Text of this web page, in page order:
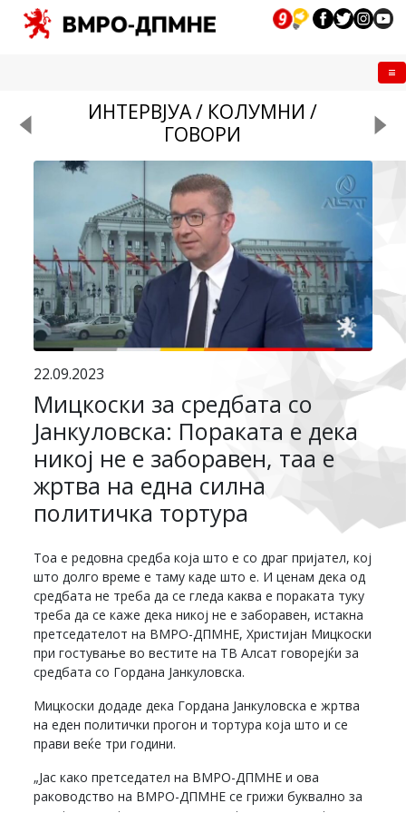
ИНТЕРВЈУА / КОЛУМНИ /
ГОВОРИ
22.09.2023
Мицкоски за средбата со
Јанкуловска: Пораката е дека
никој не е заборавен, таа е
жртва на една силна
политичка тортура
Тоа е редовна средба која што е со драг пријател, кој
што долго време е таму каде што е. И ценам дека од
средбата не треба да се гледа каква е пораката туку
треба да се каже дека никој не е заборавен, истакна
претседателот на ВМРО-ДПМНЕ, Христијан Мицкоски
при гостување во вестите на ТВ Алсат говорејќи за
средбата со Гордана Јанкуловска.
Мицкоски додаде дека Гордана Јанкуловска е жртва
на еден политички прогон и тортура која што и се
прави веќе три години.
„Јас како претседател на ВМРО-ДПМНЕ и ова
раководство на ВМРО-ДПМНЕ се грижи буквално за